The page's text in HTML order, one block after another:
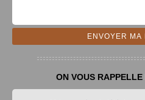
ON VOUS